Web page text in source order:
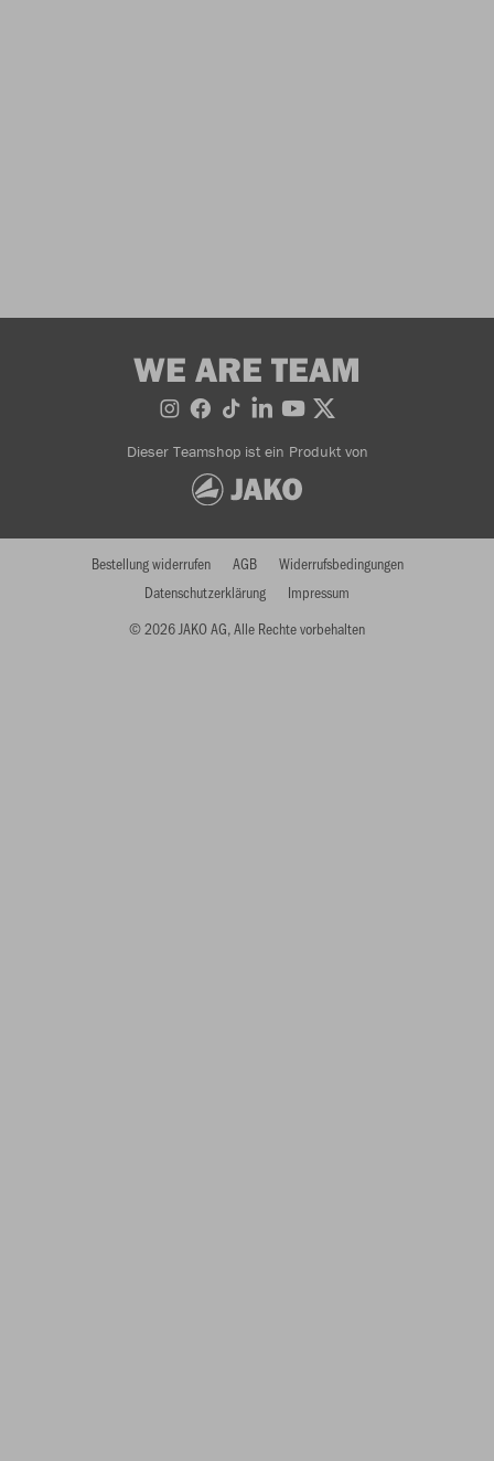
WE ARE TEAM
Dieser Teamshop ist ein Produkt von
© 2026 JAKO AG, Alle Rechte vorbehalten
Bestellung widerrufen AGB
Widerrufsbedingungen
Datenschutzerklärung
Impressum